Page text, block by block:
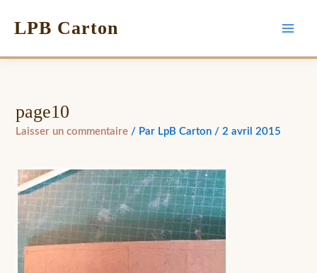
LPB Carton
page10
Laisser un commentaire / Par LpB Carton /2 avril 2015